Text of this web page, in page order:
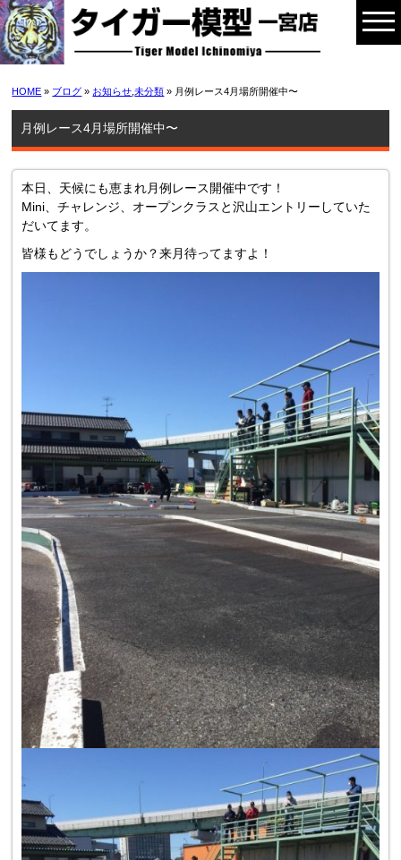
HOME » ブログ » お知らせ ,未分類 » 月例レース4月場所開催中〜
月例レース4月場所開催中〜
本日、天候にも恵まれ月例レース開催中です！
Mini、チャレンジ、オープンクラスと沢山エントリーしていた
だいてます。
皆様もどうでしょうか？来月待ってますよ！